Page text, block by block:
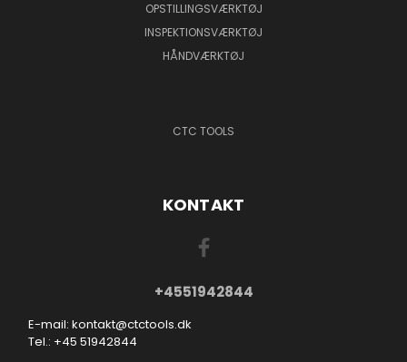
OPSTILLINGSVÆRKTØJ
INSPEKTIONSVÆRKTØJ
HÅNDVÆRKTØJ
CTC TOOLS
KONTAKT
+4551942844
E-mail: kontakt@ctctools.dk
Tel.: +45 51942844